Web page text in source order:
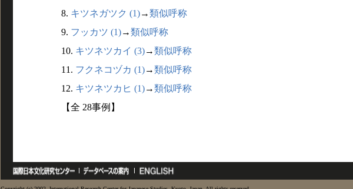
8. キツネガツク (1)→類似呼称
9. フッカツ (1)→類似呼称
10. キツネツカイ (3)→類似呼称
11. フクネコヅカ (1)→類似呼称
12. キツネツカヒ (1)→類似呼称
【全 28事例】